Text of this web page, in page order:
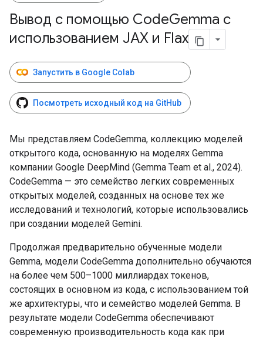
Вывод с помощью CodeGemma с
использованием JAX и Flax
Запустить в Google Colab
Посмотреть исходный код на GitHub
Мы представляем CodeGemma, коллекцию моделей
открытого кода, основанную на моделях Gemma
компании Google DeepMind (Gemma Team et al., 2024).
CodeGemma — это семейство легких современных
открытых моделей, созданных на основе тех же
исследований и технологий, которые использовались
при создании моделей Gemini.
Продолжая предварительно обученные модели
Gemma, модели CodeGemma дополнительно обучаются
на более чем 500–1000 миллиардах токенов,
состоящих в основном из кода, с использованием той
же архитектуры, что и семейство моделей Gemma. В
результате модели CodeGemma обеспечивают
современную производительность кода как при